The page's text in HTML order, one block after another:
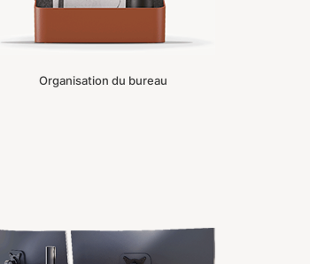
Organisation du bureau